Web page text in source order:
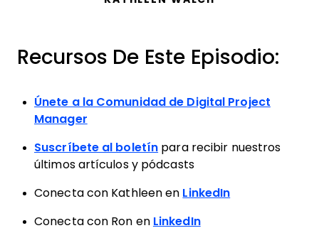
Recursos De Este Episodio:
Únete a la Comunidad de Digital Project
Manager
Suscríbete al boletín para recibir nuestros
últimos artículos y pódcasts
Conecta con Kathleen en LinkedIn
Conecta con Ron en LinkedIn